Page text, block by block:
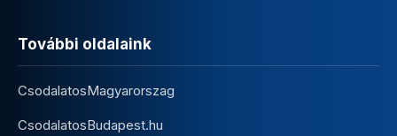
További oldalaink
CsodalatosMagyarorszag
CsodalatosBudapest.hu